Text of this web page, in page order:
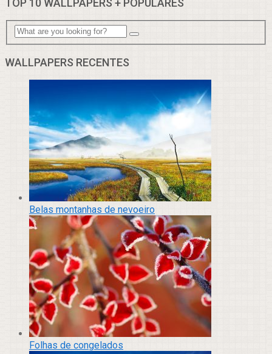
TOP 10 WALLPAPERS + POPULARES
WALLPAPERS RECENTES
Belas montanhas de nevoeiro
Folhas de congelados